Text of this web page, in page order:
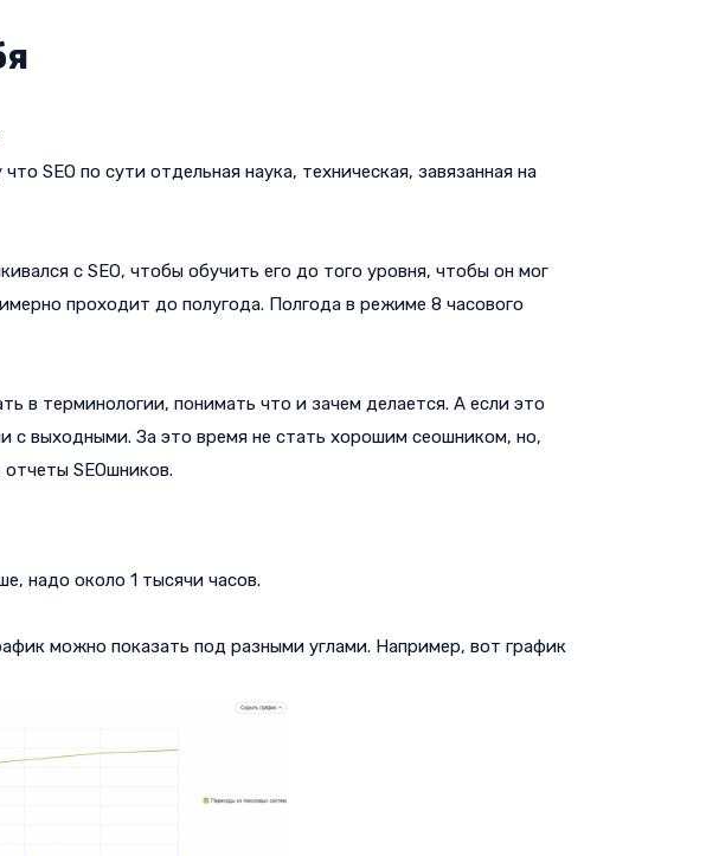
SEO по сути отдельная наука, техническая, завязанная на
с SEO, чтобы обучить его до того уровня, чтобы он мог
проходит до полугода. Полгода в режиме 8 часового
в терминологии, понимать что и зачем делается. А если это
с выходными. За это время не стать хорошим сеошником, но,
SEOшников.
надо около 1 тысячи часов.
можно показать под разными углами. Например, вот график